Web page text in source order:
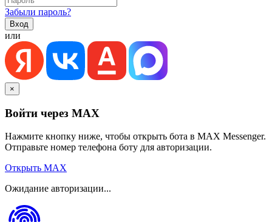
Забыли пароль?
или
×
Войти через MAX
Нажмите кнопку ниже, чтобы открыть бота в MAX Messenger.
Отправьте номер телефона боту для авторизации.
Открыть MAX
Ожидание авторизации...